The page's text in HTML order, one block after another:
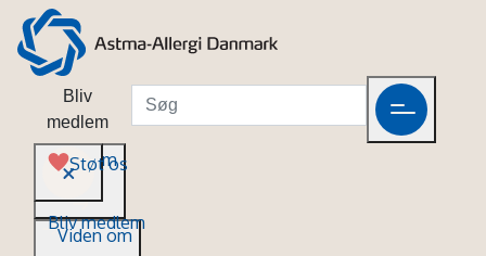
Bliv
medlem
Støt os
Bliv medlem
Viden om
Viden om